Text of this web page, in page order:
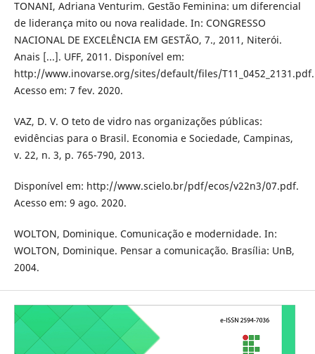
TONANI, Adriana Venturim. Gestão Feminina: um diferencial
de liderança mito ou nova realidade. In: CONGRESSO
NACIONAL DE EXCELÊNCIA EM GESTÃO, 7., 2011, Niterói.
Anais [...]. UFF, 2011. Disponível em:
http://www.inovarse.org/sites/default/files/T11_0452_2131.pdf.
Acesso em: 7 fev. 2020.
VAZ, D. V. O teto de vidro nas organizações públicas:
evidências para o Brasil. Economia e Sociedade, Campinas,
v. 22, n. 3, p. 765-790, 2013.
Disponível em: http://www.scielo.br/pdf/ecos/v22n3/07.pdf.
Acesso em: 9 ago. 2020.
WOLTON, Dominique. Comunicação e modernidade. In:
WOLTON, Dominique. Pensar a comunicação. Brasília: UnB,
2004.